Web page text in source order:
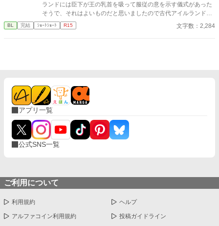
ランドには臣下が王の乳首を吸って服従の意を示す儀式があった
そうで、それはよいものだと思いましたので古代アイルランドと
は特に関係なく王の乳首を吸ってもらいました。
BL 完結 ｼｮｰﾄｼｮｰﾄ R15 文字数：2,284
アプリ一覧
公式SNS一覧
ご利用について
利用規約 ヘルプ
アルファコイン利用規約 投稿ガイドライン